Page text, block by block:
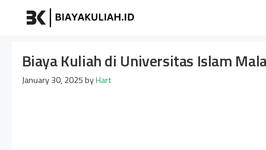
Biaya Kuliah di Universitas Islam
January 30, 2025byHart